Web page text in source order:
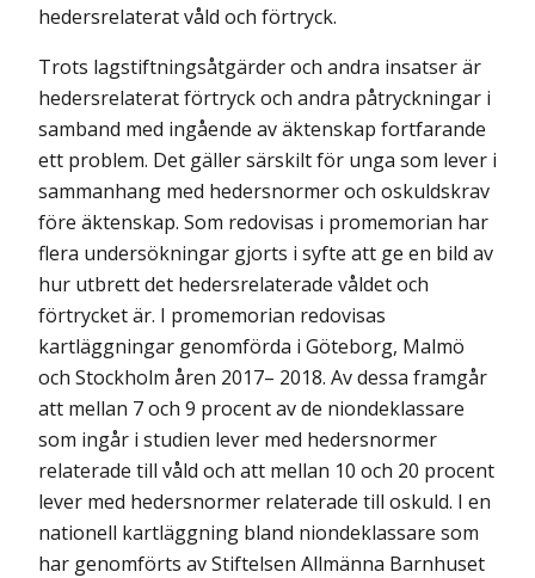
hedersrelaterat våld och förtryck.
Trots lagstiftningsåtgärder och andra insatser är
hedersrelaterat förtryck och andra påtryckningar i
samband med ingående av äktenskap fortfarande
ett problem. Det gäller särskilt för unga som lever i
sammanhang med hedersnormer och oskuldskrav
före äktenskap. Som redovisas i promemorian har
flera undersökningar gjorts i syfte att ge en bild av
hur utbrett det hedersrelaterade våldet och
förtrycket är. I promemorian redovisas
kartläggningar genomförda i Göteborg, Malmö
och Stockholm åren 2017– 2018. Av dessa framgår
att mellan 7 och 9 procent av de niondeklassare
som ingår i studien lever med hedersnormer
relaterade till våld och att mellan 10 och 20 procent
lever med hedersnormer relaterade till oskuld. I en
nationell kartläggning bland niondeklassare som
har genomförts av Stiftelsen Allmänna Barnhuset